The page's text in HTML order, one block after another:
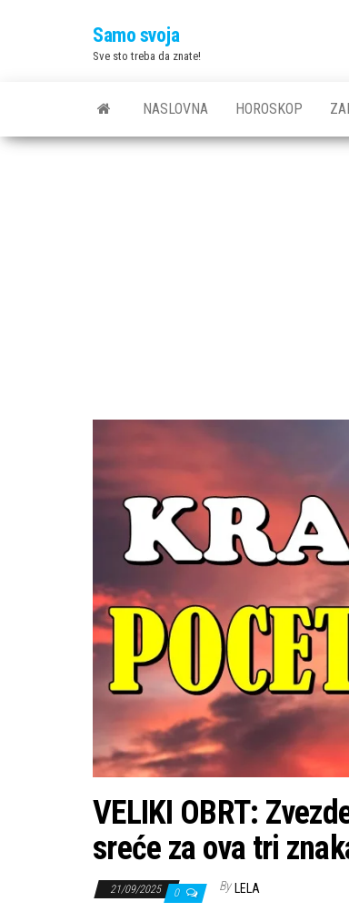
Samo svoja
Sve sto treba da znate!
NASLOVNA HOROSKOP
VELIKI OBRT:
sreće za ova tri
21/09/2025 0 By LELA